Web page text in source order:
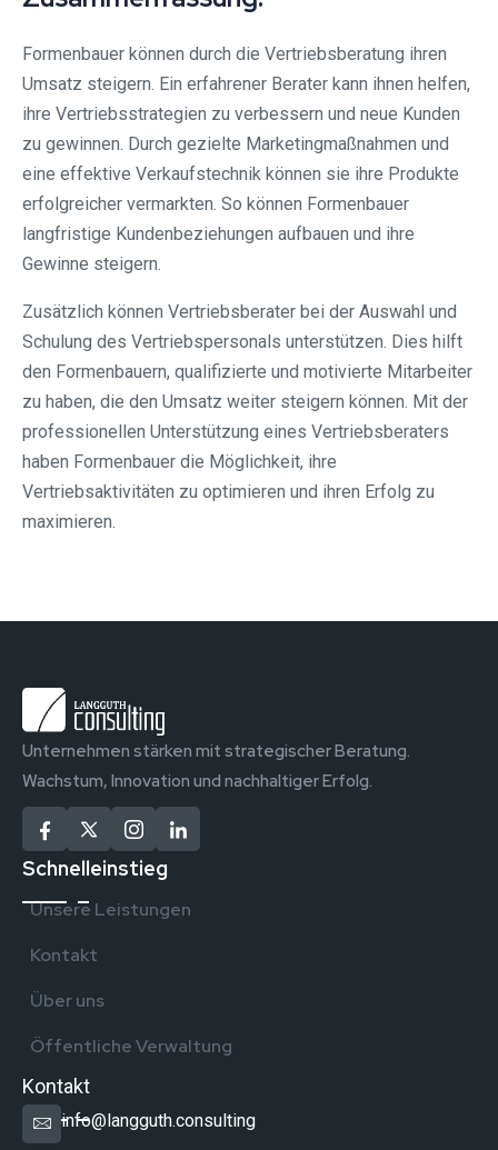
Formenbauer können durch die Vertriebsberatung ihren
Umsatz steigern. Ein erfahrener Berater kann ihnen helfen,
ihre Vertriebsstrategien zu verbessern und neue Kunden
zu gewinnen. Durch gezielte Marketingmaßnahmen und
eine effektive Verkaufstechnik können sie ihre Produkte
erfolgreicher vermarkten. So können Formenbauer
langfristige Kundenbeziehungen aufbauen und ihre
Gewinne steigern.
Zusätzlich können Vertriebsberater bei der Auswahl und
Schulung des Vertriebspersonals unterstützen. Dies hilft
den Formenbauern, qualifizierte und motivierte Mitarbeiter
zu haben, die den Umsatz weiter steigern können. Mit der
professionellen Unterstützung eines Vertriebsberaters
haben Formenbauer die Möglichkeit, ihre
Vertriebsaktivitäten zu optimieren und ihren Erfolg zu
maximieren.
Unternehmen stärken mit strategischer Beratung.
Wachstum, Innovation und nachhaltiger Erfolg.
Schnelleinstieg
Unsere Leistungen
Kontakt
Über uns
Öffentliche Verwaltung
Kontakt
info@langguth.consulting